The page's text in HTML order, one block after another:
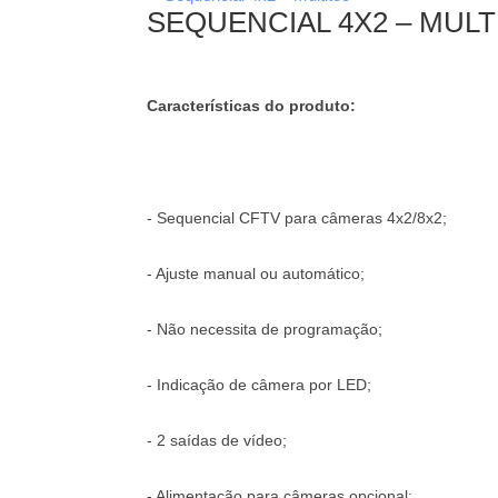
SEQUENCIAL 4X2 –
Características do produto:
- Sequencial CFTV para câmeras 4x2/8x2;
- Ajuste manual ou automático;
- Não necessita de programação;
- Indicação de câmera por LED;
- 2 saídas de vídeo;